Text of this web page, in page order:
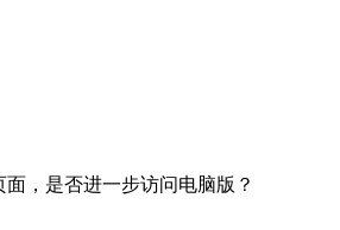
，是否进一步访问电脑版？